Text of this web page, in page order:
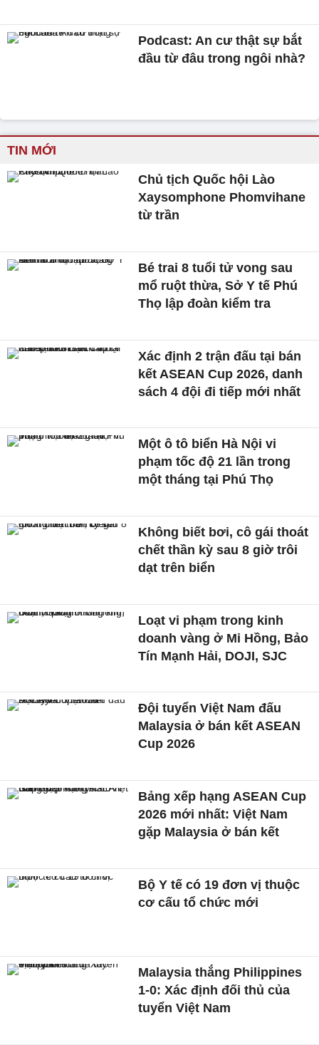
Podcast: An cư thật sự bắt
đầu từ đâu trong ngôi nhà?
TIN MỚI
Chủ tịch Quốc hội Lào
Xaysomphone Phomvihane
từ trần
Bé trai 8 tuổi tử vong sau
mổ ruột thừa, Sở Y tế Phú
Thọ lập đoàn kiểm tra
Xác định 2 trận đấu tại bán
kết ASEAN Cup 2026, danh
sách 4 đội đi tiếp mới nhất
Một ô tô biển Hà Nội vi
phạm tốc độ 21 lần trong
một tháng tại Phú Thọ
Không biết bơi, cô gái thoát
chết thần kỳ sau 8 giờ trôi
dạt trên biển
Loạt vi phạm trong kinh
doanh vàng ở Mi Hồng, Bảo
Tín Mạnh Hải, DOJI, SJC
Đội tuyển Việt Nam đấu
Malaysia ở bán kết ASEAN
Cup 2026
Bảng xếp hạng ASEAN Cup
2026 mới nhất: Việt Nam
gặp Malaysia ở bán kết
Bộ Y tế có 19 đơn vị thuộc
cơ cấu tổ chức mới
Malaysia thắng Philippines
1-0: Xác định đối thủ của
tuyển Việt Nam